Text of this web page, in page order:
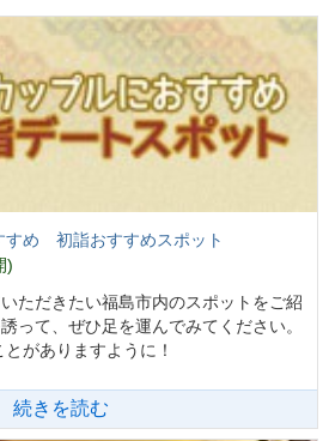
め 初詣おすすめスポット
)
ただきたい福島市内のスポットをご紹
って、ぜひ足を運んでみてください。
がありますように！
続きを読む